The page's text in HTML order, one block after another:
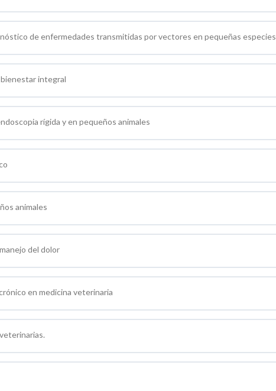
de enfermedades transmitidas por vectores en pequeñas especies
bienestar integral
rígida y en pequeños animales
animales
del dolor
en medicina veterinaria